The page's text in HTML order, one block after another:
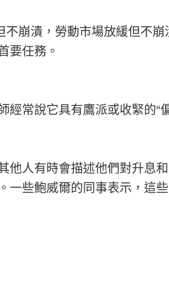
不崩潰，勞動市場放緩但不
要任務。
經常說它具有鷹派或收緊的“
他人有時會描述他們對升息
一些鮑威爾的同事表示，這